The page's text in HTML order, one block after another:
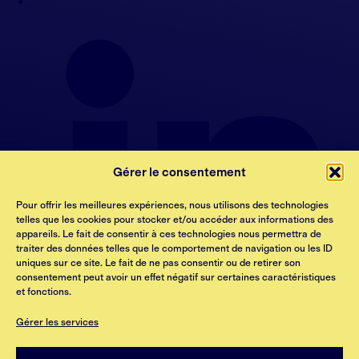
Gérer le consentement
Pour offrir les meilleures expériences, nous utilisons des technologies
telles que les cookies pour stocker et/ou accéder aux informations des
appareils. Le fait de consentir à ces technologies nous permettra de
traiter des données telles que le comportement de navigation ou les ID
uniques sur ce site. Le fait de ne pas consentir ou de retirer son
consentement peut avoir un effet négatif sur certaines caractéristiques
et fonctions.
Gérer les services